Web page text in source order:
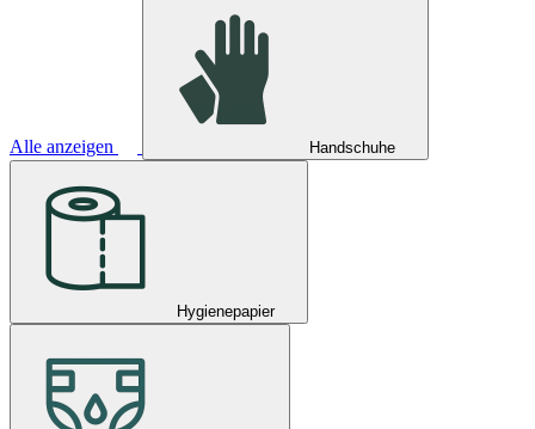
Alle anzeigen Handschuhe
Hygienepapier